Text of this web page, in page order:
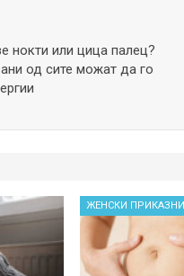
нокти или цица палец?
од сите можат да го
ЖЕНСКИ ПРИКАЗНИ